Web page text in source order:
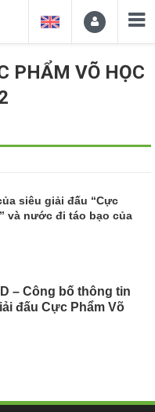
PHẨM VÕ HỌC
siêu giải đấu “Cực
và nước đi táo bạo của
– Công bố thông tin
đấu Cực Phẩm Võ